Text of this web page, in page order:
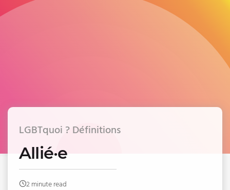
LGBTquoi ? Définitions
Allié·e
2 minute read